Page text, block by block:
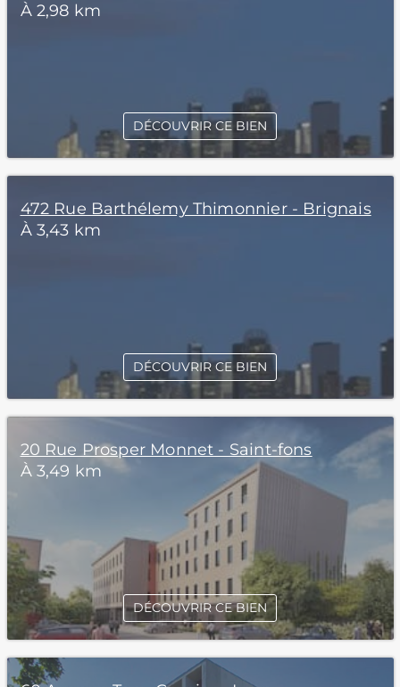
À 2,98 km
DÉCOUVRIR CE BIEN
472 Rue Barthélemy Thimonnier - Brignais
À 3,43 km
DÉCOUVRIR CE BIEN
20 Rue Prosper Monnet - Saint-fons
À 3,49 km
DÉCOUVRIR CE BIEN